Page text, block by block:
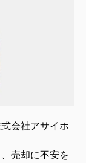
会社アサイホ
売却に不安を